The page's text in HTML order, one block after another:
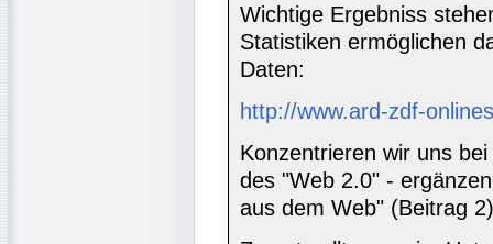
Wichtige Ergebniss
Statistiken ermöglichen
Daten:
http://www.ard-zdf-
Konzentrieren wir uns
des "Web 2.0" -
aus dem Web" (Beitrag